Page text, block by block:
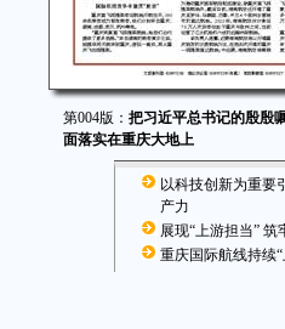
第004版： 把习近平总书记的殷殷
面落实在重庆大地上
以科技创新为重要
产力
展现“上游担当”
重庆国际航线持续“